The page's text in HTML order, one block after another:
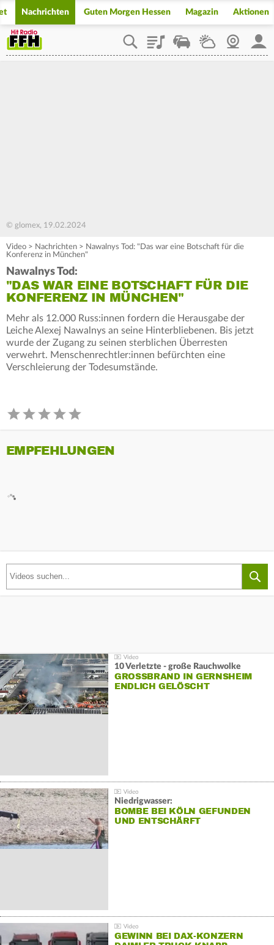
Nachrichten Guten Morgen Hessen Magazin Aktionen
PlaylistStaupilotWetterWebcam
© glomex, 19.02.2024
Video > Nachrichten > Nawalnys Tod: "Das war eine Botschaft für die
Konferenz in München"
Nawalnys Tod:
"DAS WAR EINE BOTSCHAFT FÜR DIE
KONFERENZ IN MÜNCHEN"
Mehr als 12.000 Russ:innen fordern die Herausgabe der
Leiche Alexej Nawalnys an seine Hinterbliebenen. Bis jetzt
wurde der Zugang zu seinen sterblichen Überresten
verwehrt. Menschenrechtler:innen befürchten eine
Verschleierung der Todesumstände.
EMPFEHLUNGEN
10 Verletzte - große Rauchwolke
GROSSBRAND IN GERNSHEIM E
NDLICH GELÖSCHT
Niedrigwasser:
BOMBE BEI KÖLN GEFUNDEN
UND ENTSCHÄRFT
GEWINN BEI DAX-KONZERN